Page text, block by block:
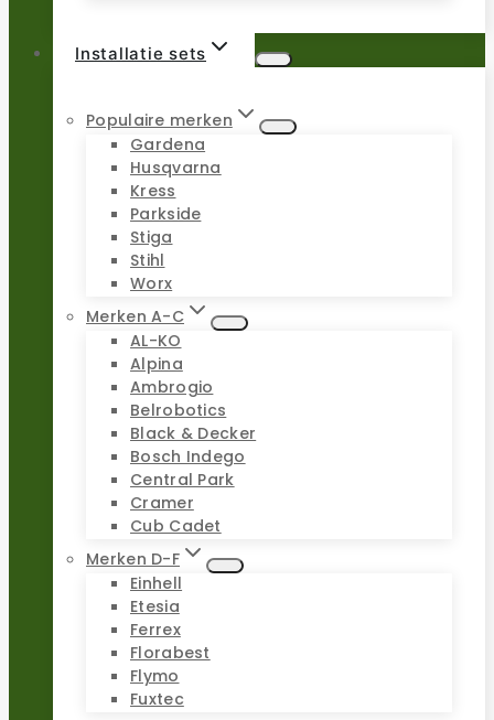
Installatie sets
Populaire merken
Gardena
Husqvarna
Kress
Parkside
Stiga
Stihl
Worx
Merken A-C
AL-KO
Alpina
Ambrogio
Belrobotics
Black & Decker
Bosch Indego
Central Park
Cramer
Cub Cadet
Merken D-F
Einhell
Etesia
Ferrex
Florabest
Flymo
Fuxtec